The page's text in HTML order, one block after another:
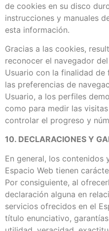
de cookies en su disco
instrucciones y manuales
esta información.
Gracias a las cookies,
reconocer el navegador
Usuario con la finalidad
las preferencias de
Usuario, a los perfiles
como para medir las
controlar el progreso y
10. DECLARACIONES Y
En general, los contenidos
Espacio Web tienen
Por consiguiente, al
declaración alguna en
servicios ofrecidos en el
título enunciativo,